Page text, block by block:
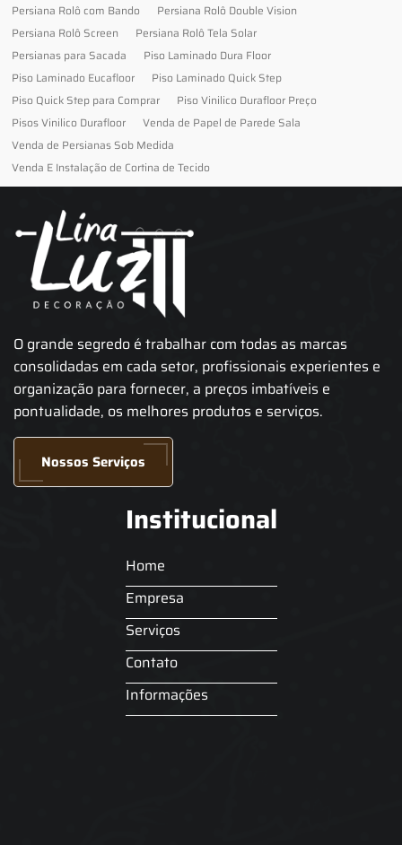
Persiana Rolô com Bando
Persiana Rolô Double Vision
Persiana Rolô Screen
Persiana Rolô Tela Solar
Persianas para Sacada
Piso Laminado Dura Floor
Piso Laminado Eucafloor
Piso Laminado Quick Step
Piso Quick Step para Comprar
Piso Vinilico Durafloor Preço
Pisos Vinilico Durafloor
Venda de Papel de Parede Sala
Venda de Persianas Sob Medida
Venda E Instalação de Cortina de Tecido
O grande segredo é trabalhar com todas as marcas
consolidadas em cada setor, profissionais experientes e
organização para fornecer, a preços imbatíveis e
pontualidade, os melhores produtos e serviços.
Nossos Serviços
Institucional
Home
Empresa
Serviços
Contato
Informações